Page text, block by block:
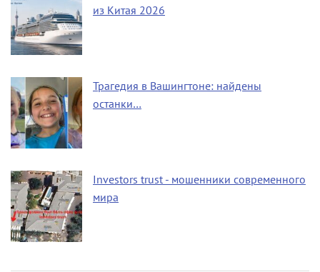
из Китая 2026
Трагедия в Вашингтоне: найдены
останки…
Investors trust - мошенники современного
мира